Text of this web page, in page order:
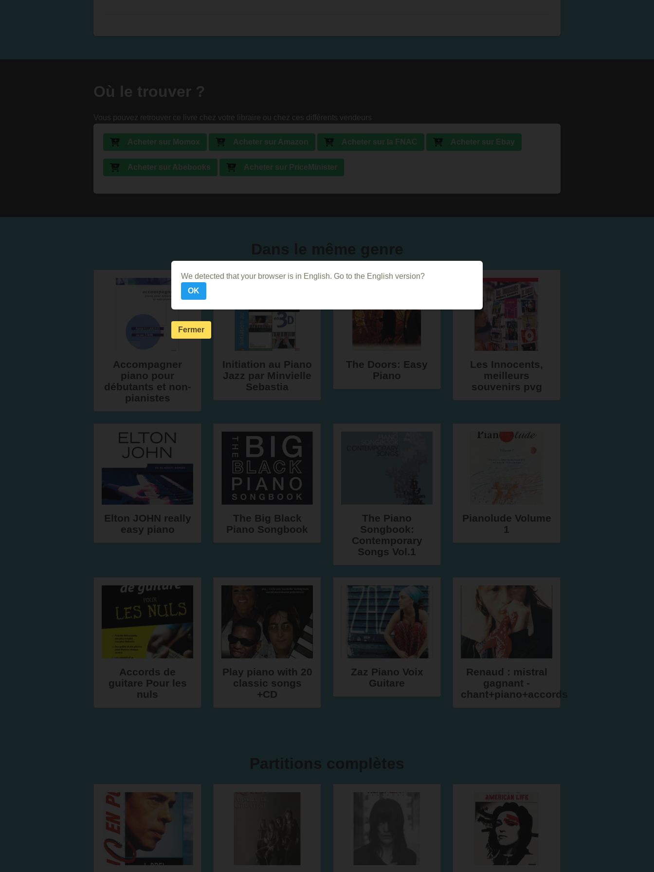
Où le trouver ?
Vous pouvez retrouver ce livre chez votre libraire ou chez ces différents vendeurs
Acheter sur Momox Acheter sur Amazon Acheter sur la FNAC Acheter sur Ebay
Acheter sur Abebooks Acheter sur PriceMinister
Accompagner
piano pour
débutants et non-
pianistes
Initiation au Piano
Jazz par Minvielle
Sebastia
The Doors: Easy
Piano
Les Innocents,
meilleurs
souvenirs pvg
Elton JOHN really
easy piano
The Big Black
Piano Songbook
The Piano
Songbook:
Contemporary
Songs Vol.1
Pianolude Volume
1
Accords de
guitare Pour les
nuls
Play piano with 20
classic songs
+CD
Zaz Piano Voix
Guitare
Renaud : mistral
gagnant -
chant+piano+accords
We detected that your browser is in English. Go to the English version?
OK
Fermer